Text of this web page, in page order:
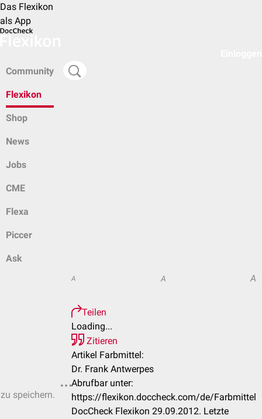
Das Flexikon
als App
Community
Flexikon
Shop
News
Jobs
CME
Flexa
Piccer
Ask
speichern.
A A A
Teilen
Loading...
Zitieren
Artikel Farbmittel:
Dr. Frank Antwerpes
Abrufbar unter:
https://flexikon.doccheck.com/de/Farbmittel
DocCheck Flexikon 29.09.2012. Letzte